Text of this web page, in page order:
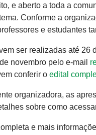
e aberto a toda a
Conforme a
e estudantes
ser realizadas até 26
novembro pelo e-mail
conferir o edital
organizadora, as
sobre como
e mais